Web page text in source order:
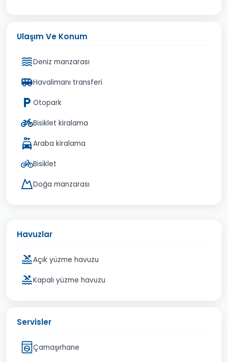
Ulaşım Ve Konum
Deniz manzarası
Havalimanı transferi
Otopark
Bisiklet kiralama
Araba kiralama
Bisiklet
Doğa manzarası
Havuzlar
Açık yüzme havuzu
Kapalı yüzme havuzu
Servisler
Çamaşırhane